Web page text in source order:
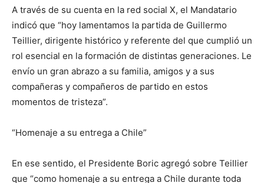
A través de su cuenta en la red social X, el Mandatario
indicó que “hoy lamentamos la partida de Guillermo
Teillier, dirigente histórico y referente del que cumplió un
rol esencial en la formación de distintas generaciones. Le
envío un gran abrazo a su familia, amigos y a sus
compañeras y compañeros de partido en estos
momentos de tristeza”.
“Homenaje a su entrega a Chile”
En ese sentido, el Presidente Boric agregó sobre Teillier
que “como homenaje a su entrega a Chile durante toda